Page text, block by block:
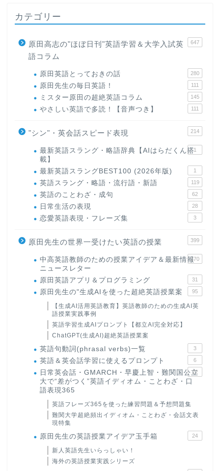
カテゴリー
原田高志の"ほぼ日刊"英語学習＆大学入試英
語コラム
647
原田英語とっておきの話 280
原田先生の毎日英語！ 111
ミスター原田の超絶英語コラム 145
やさしい英語で多読！【音声つき】 111
"シン"・英会話スピード表現 214
最新英語スラング・略語辞典【AIはらだくん搭
載】
1
最新英語スラングBEST100 (2026年版) 1
英語スラング・略語・流行語・新語 119
英語のことわざ・成句 62
日常生活の表現 28
恋愛英語表現・フレーズ集 3
原田先生の世界一受けたい英語の授業 399
中高英語教師のための授業アイデア＆最新情報
ニュースレター
170
原田英語アプリ＆プログラミング 31
原田先生の"生成AIを使った超絶英語授業案 95
【生成AI活用英語教育】英語教師のための生成AI英
語授業実践事例
英語学習生成AIプロンプト【都立AI完全対応】
ChatGPT(生成AI)超絶英語授業案
英語句動詞(phrasal verbs)一覧 3
英語＆英会話学習に使えるプロンプト 6
日常英会話・GMARCH・早慶上智・難関国公立
大で“差がつく”英語イディオム・ことわざ・口
語表現365
22
英語フレーズ365を使った練習問題＆予想問題集
難関大学超絶頻出イディオム・ことわざ・会話文表
現特集
原田先生の英語授業アイデア玉手箱 24
新人英語先生いらっしゃい！
海外の英語授業実践シリーズ